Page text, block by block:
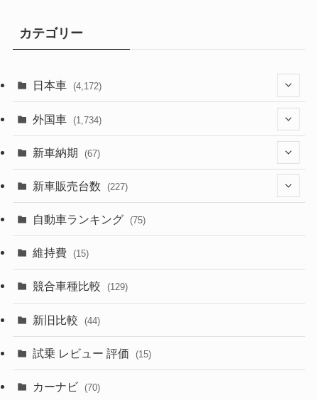
カテゴリー
日本車 (4,172)
(1,321)
(329)
(357)
(328)
(253)
外国車 (1,734)
(242)
(85)
(84)
(50)
(58)
新車納期 (67)
(28)
(8)
(3)
(3)
新車販売台数 (227)
(21)
(5)
(7)
自動車ランキング (75)
維持費 (15)
競合車種比較 (129)
新旧比較 (44)
試乗 レビュー 評価 (15)
カーナビ (70)